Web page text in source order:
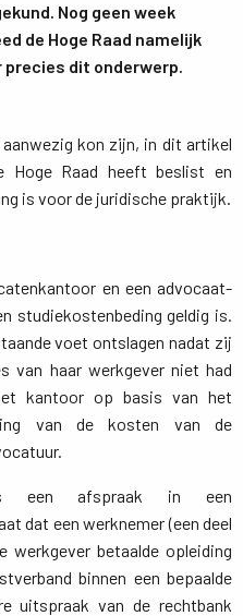
Nog geen week
de Hoge Raad namelijk
precies dit onderwerp.
kon zijn, in dit artikel
Raad heeft beslist en
is voor de juridische praktijk.
en een advocaat-
studiekostenbeding geldig is.
voet ontslagen nadat zij
van haar werkgever niet had
kantoor op basis van het
van de kosten van de
is een afspraak in een
dat een werknemer (een deel
werkgever betaalde opleiding
binnen een bepaalde
uitspraak van de rechtbank